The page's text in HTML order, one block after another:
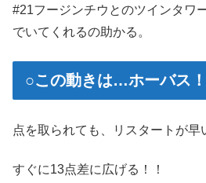
#21フージンチウとのツインタワ
でいてくれるの助かる。
○この動きは…ホーバス！
点を取られても、リスタートが早
すぐに13点差に広げる！！